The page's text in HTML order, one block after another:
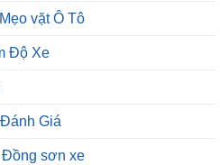
vặt Ô Tô
Độ Xe
Giá
sơn xe